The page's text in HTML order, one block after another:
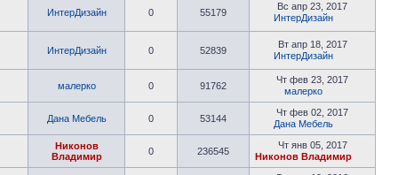
ИнтерДизайн 0 55179
Вс апр 23, 2017
ИнтерДизайн
ИнтерДизайн 0 52839
Вт апр 18, 2017
ИнтерДизайн
малерко 0 91762
Чт фев 23, 2017
малерко
Дана Мебель 0 53144
Чт фев 02, 2017
Дана Мебель
Никонов
Владимир
0 236545
Чт янв 05, 2017
Никонов Владимир